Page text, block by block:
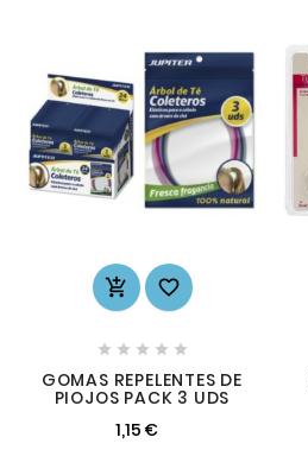
 
    
GOMAS REPELENTES DE
PIOJOS PACK 3 UDS
1,15 €